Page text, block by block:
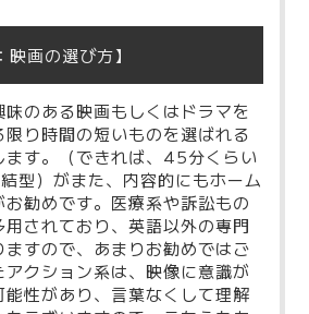
画の選び方】
のある映画もしくはドラマを
り時間の短いものを選ばれる
ます。（できれば、45分くらい
型）がまた、内容的にもホーム
お勧めです。医療系や訴訟もの
されており、英語以外の専門
すので、あまりお勧めではご
クション系は、映像に意識が
性があり、言葉なくして理解